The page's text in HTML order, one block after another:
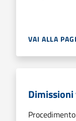
VAI ALLA